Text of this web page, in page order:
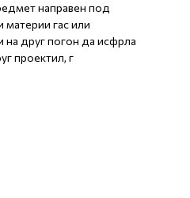
направен под
материи гас или
друг погон да исфрла
проектил, г